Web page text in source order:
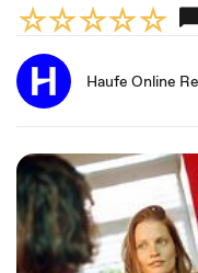
Haufe Online